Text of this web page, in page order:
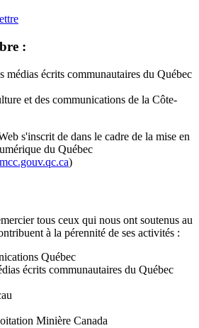
:
médias écrits communautaires du Québec
et des communications de la Côte-
s'inscrit de dans le cadre de la mise en
du Québec
)
tous ceux qui nous ont soutenus au
à la pérennité de ses activités :
Québec
écrits communautaires du Québec
Minière Canada